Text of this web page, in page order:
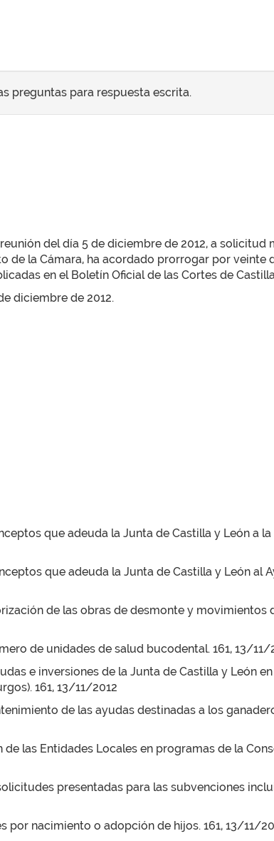
preguntas para respuesta escrita.
del día 5 de diciembre de 2012, a
la Cámara, ha acordado prorrogar por veinte
en el Boletín Oficial de las Cortes de
diciembre de 2012.
que adeuda la Junta de Castilla y León a
que adeuda la Junta de Castilla y León
de las obras de desmonte y movimientos
de unidades de salud bucodental. 161, 13/11/
e inversiones de la Junta de Castilla y León
161, 13/11/2012
de las ayudas destinadas a los
las Entidades Locales en programas de la
presentadas para las subvenciones
por nacimiento o adopción de hijos. 161, 13/11/